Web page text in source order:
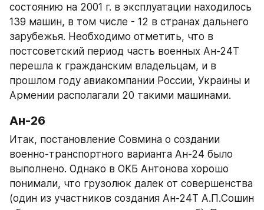
состоянию на 2001 г. в эксплуатации находилось
139 машин, в том числе - 12 в странах дальнего
зарубежья. Необходимо отметить, что в
постсоветский период часть военных Ан-24Т
перешла к гражданским владельцам, и в
прошлом году авиакомпании России, Украины и
Армении располагали 20 такими машинами.
Ан-26
Итак, постановление Совмина о создании
военно-транспортного варианта Ан-24 было
выполнено. Однако в ОКБ Антонова хорошо
понимали, что грузолюк далек от совершенства
(один из участников создания Ан-24Т А.П.Сошин